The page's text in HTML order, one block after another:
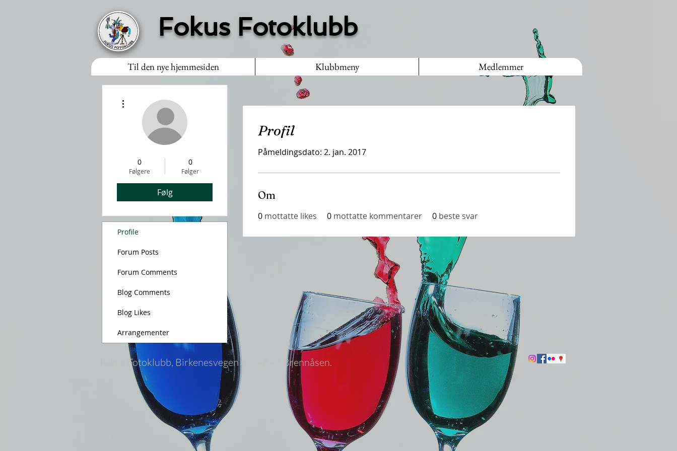
Fokus Fotoklubb
Til den nye hjemmesiden Klubbmeny Medlemmer
Profil
Påmeldingsdato: 2. jan. 2017
Om
0 mottatte likes 0 mottatte kommentarer 0 beste svar
0
Følgere
0
Følger
Følg
Profile
Forum Posts
Forum Comments
Blog Comments
Blog Likes
Arrangementer
Fokus Fotoklubb, Birkenesvegen 62, 4647 Brennåsen.